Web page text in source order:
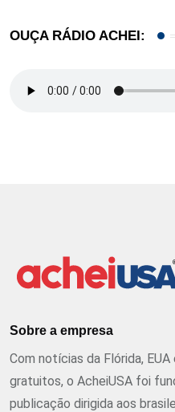
OUÇA RÁDIO ACHEI:
Sobre a empresa
Com notícias da Flórida,
gratuitos, o AcheiUSA foi
publicação dirigida aos